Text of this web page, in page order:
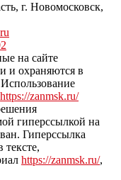
г. Новомосковск,
на сайте
и охраняются в
https://zanmsk.ru/
гиперссылкой на
Гиперссылка
тексте,
https://zanmsk.ru/,